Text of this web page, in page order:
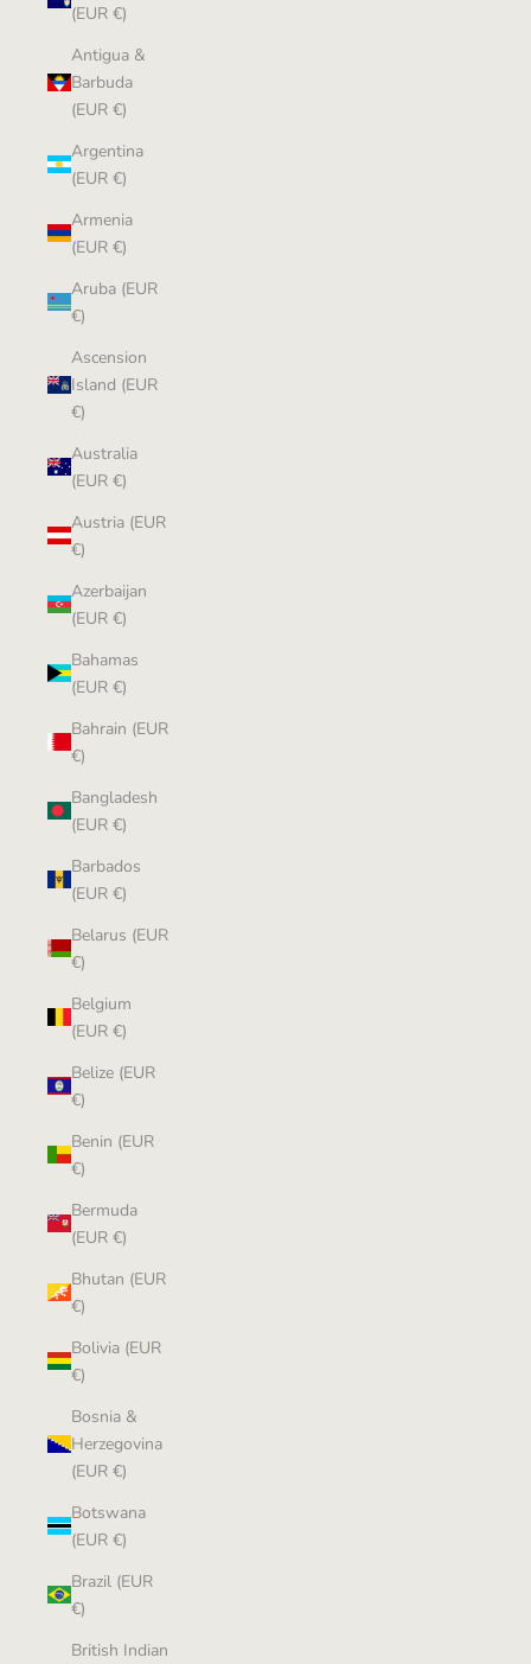
(EUR €)
Antigua &
Barbuda
(EUR €)
Argentina
(EUR €)
Armenia
(EUR €)
Aruba (EUR
€)
Ascension
Island (EUR
€)
Australia
(EUR €)
Austria (EUR
€)
Azerbaijan
(EUR €)
Bahamas
(EUR €)
Bahrain (EUR
€)
Bangladesh
(EUR €)
Barbados
(EUR €)
Belarus (EUR
€)
Belgium
(EUR €)
Belize (EUR
€)
Benin (EUR
€)
Bermuda
(EUR €)
Bhutan (EUR
€)
Bolivia (EUR
€)
Bosnia &
Herzegovina
(EUR €)
Botswana
(EUR €)
Brazil (EUR
€)
British Indian